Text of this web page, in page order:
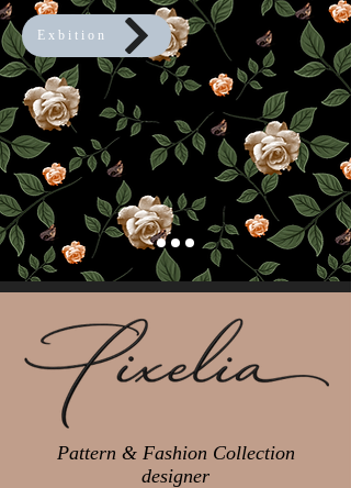
Exbition
Pattern & Fashion Collection
designer